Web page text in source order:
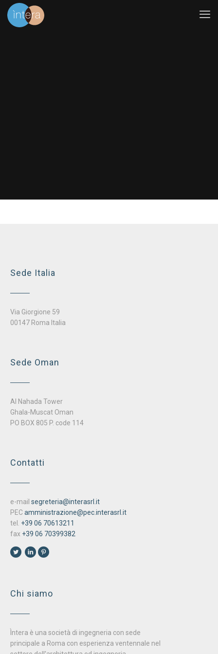
Sede Italia
Via Giorgione 59
00147 Roma Italia
Sede Oman
Al Nahada Tower
Ghala-Muscat Oman
PO BOX 805 P. code 114
Contatti
e-mail segreteria@interasrl.it
PEC amministrazione@pec.interasrl.it
tel. +39 06 70613211
fax +39 06 70399382
Chi siamo
Ìntera è una società di ingegneria con sede
principale a Roma con esperienza ventennale nel